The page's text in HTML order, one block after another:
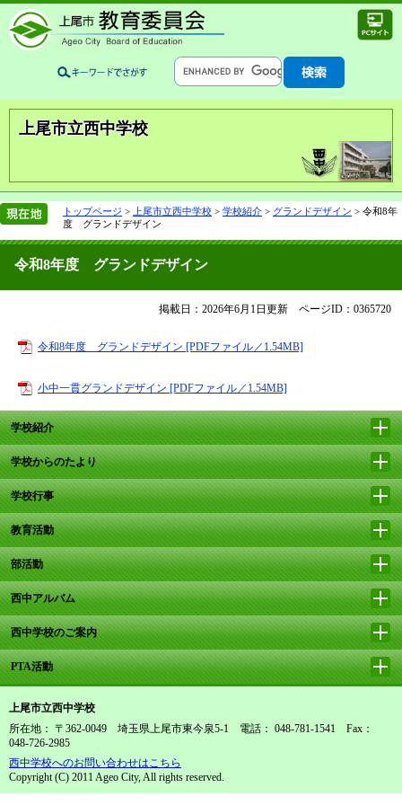
上尾市立西中学校
トップページ > 上尾市立西中学校 > 学校紹介 > グランドデザイン > 令和8年
度 グランドデザイン
令和8年度 グランドデザイン
掲載日：2026年6月1日更新 ページID：0365720
令和8年度 グランドデザイン [PDFファイル／1.54MB]
小中一貫グランドデザイン [PDFファイル／1.54MB]
学校紹介
学校からのたより
学校行事
教育活動
部活動
西中アルバム
西中学校のご案内
PTA活動
上尾市立西中学校
所在地： 〒362-0049 埼玉県上尾市東今泉5-1 電話： 048-781-1541 Fax：
048-726-2985
西中学校へのお問い合わせはこちら
Copyright (C) 2011 Ageo City, All rights reserved.